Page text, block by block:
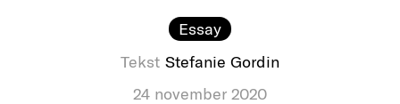
Essay
Tekst Stefanie Gordin
24 november 2020